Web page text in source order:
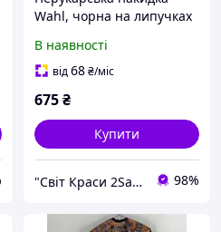
Wahl, чорна на липучках
В наявності
від68₴/міс
675₴
Купити
"Світ Краси 2Salon" Інтернет-магазин 98%